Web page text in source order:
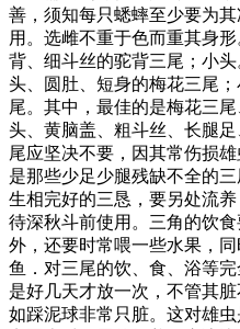
善，须知每只蟋蟀至少要为
用。选雌不重于色而重其身
背、细斗丝的驼背三尾；小
头、圆肚、短身的梅花三尾
尾。其中，最佳的是梅花三
头、黄脑盖、粗斗丝、长腿
尾应坚决不要，因其常伤损
是那些少足少腿残缺不全的
生相完好的三恳，要另处流
待深秋斗前使用。三角的饮
外，还要时常喂一些水果，
鱼．对三尾的饮、食、浴等
是好几天才放一次，不管其
如踩泥球非常只脏。这对雄